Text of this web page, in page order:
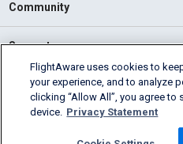
Community
Support
English (USA)
2026 FlightAware
Cookie
FlightAware uses cookies to
your experience, and to analyze
clicking “Allow All”, you agree
device. Privacy Statement